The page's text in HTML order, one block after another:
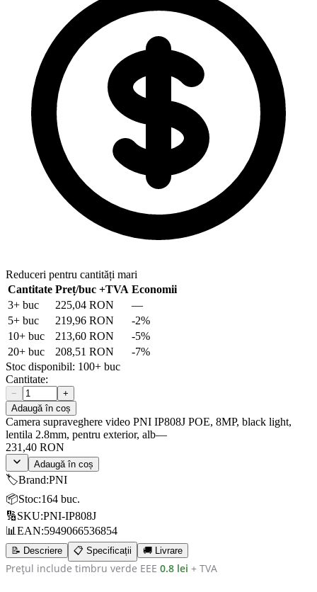
Reduceri pentru cantități mari
Cantitate Preț/buc +TVA Economii
3+ buc 225,04 RON
—
5+ buc 219,96 RON -2%
10+ buc 213,60 RON -5%
20+ buc 208,51 RON -7%
Stoc disponibil: 100+ buc
Cantitate:
−
+
Adaugă în coș
Camera supraveghere video PNI IP808J POE, 8MP, black light,
lentila 2.8mm, pentru exterior, alb—
231,40 RON
Adaugă în coș
🏷️Brand:PNI
📦Stoc:164 buc.
🔢SKU:PNI-IP808J
📊 EAN:5949066536854
📝 Descriere 📋 Specificații 🚚 Livrare
Prețul include timbru verde EEE 0.8 lei + TVA